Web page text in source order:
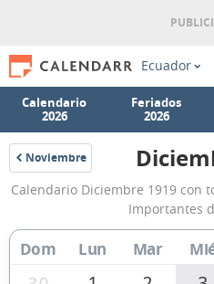
Ecuador
Calendario
2026
Feriados
2026
Noviembre
1919
Calendario Diciembre 1919 con
Importantes
Dom Lun Mar